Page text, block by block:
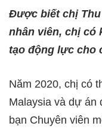
Được biết chị
nhân viên, chị có
tạo động lực cho
Năm 2020, chị có
Malaysia và dự án
bạn Chuyên viên